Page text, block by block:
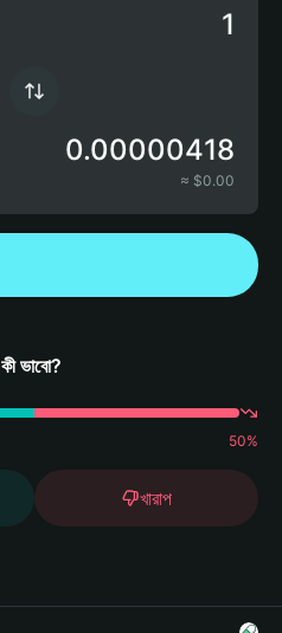
0.00000418
≈ $0.00
ভাবো?
50%
খারাপ